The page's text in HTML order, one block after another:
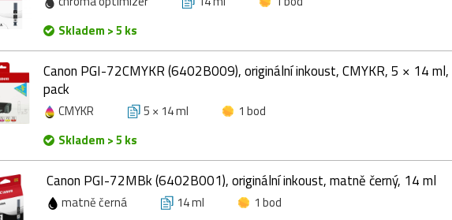
Skladem > 5 ks
Canon PGI-72CMYKR (6402B009), originální inkoust, CMYKR, 5 × 14
pack
CMYKR 5 × 14 ml
1 bod
Skladem > 5 ks
Canon PGI-72MBk (6402B001), originální inkoust, matně černý, 14 ml
matně černá 14 ml
1 bod